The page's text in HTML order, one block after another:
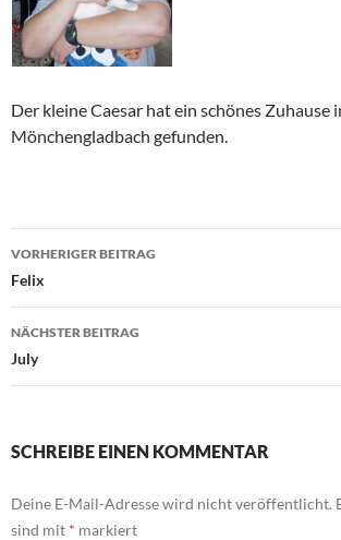
Der kleine Caesar hat ein schönes Zuhause
Mönchengladbach gefunden.
Beitragsnavigation
VORHERIGER BEITRAG
Felix
NÄCHSTER BEITRAG
July
SCHREIBE EINEN KOMMENTAR
Deine E-Mail-Adresse wird nicht veröffentlicht.
sind mit * markiert